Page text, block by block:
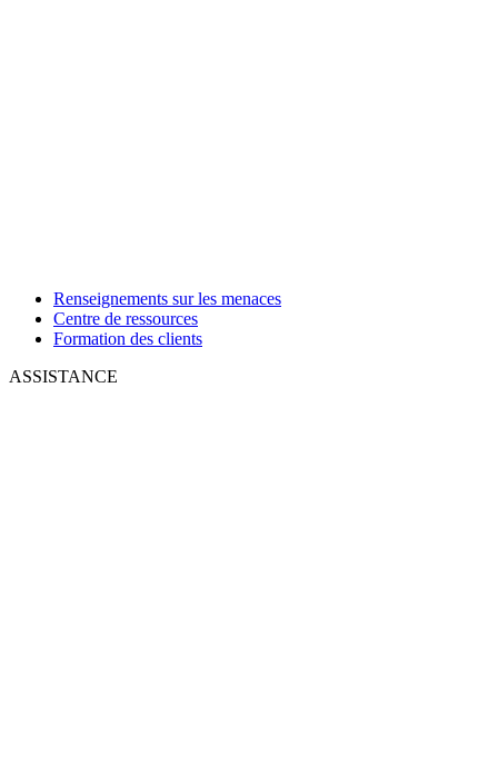
Renseignements sur les menaces
Centre de ressources
Formation des clients
ASSISTANCE